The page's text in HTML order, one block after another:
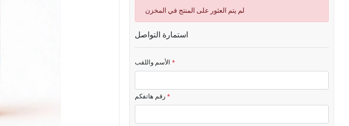
لم يتم العثور على المنتج في المخزن
استمارة التواصل
الأسم واللقب*
رقم هاتفكم*